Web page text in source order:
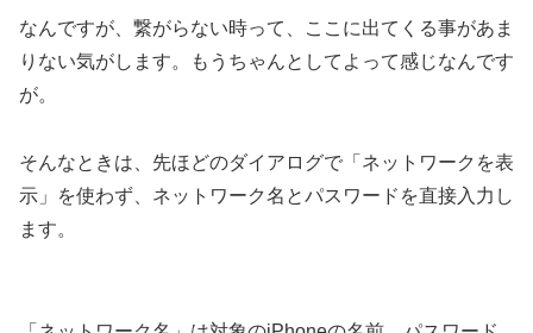
なんですが、繋がらない時って、ここに出てくる事があま
りない気がします。もうちゃんとしてよって感じなんです
が。
そんなときは、先ほどのダイアログで「ネットワークを表
示」を使わず、ネットワーク名とパスワードを直接入力し
ます。